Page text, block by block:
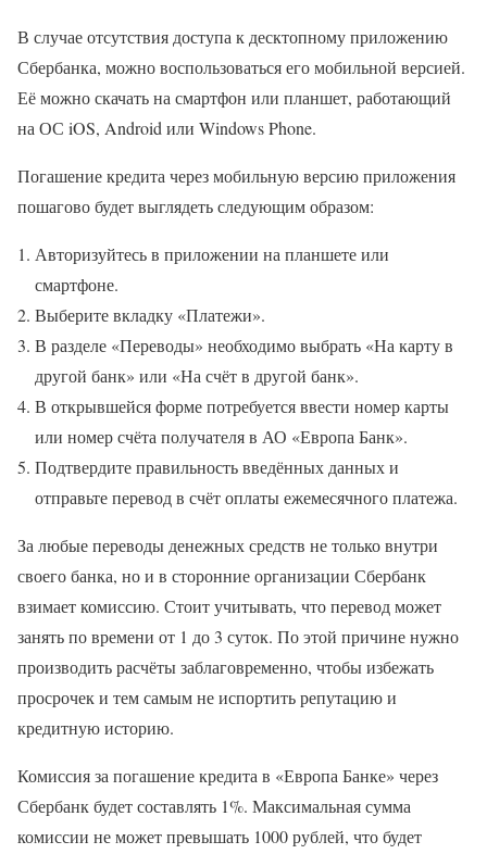
В случае отсутствия доступа к десктопному приложению
Сбербанка, можно воспользоваться его мобильной версией.
Её можно скачать на смартфон или планшет, работающий
на ОС iOS, Android или Windows Phone.
Погашение кредита через мобильную версию приложения
пошагово будет выглядеть следующим образом:
Авторизуйтесь в приложении на планшете или
смартфоне.
Выберите вкладку «Платежи».
В разделе «Переводы» необходимо выбрать «На карту в
другой банк» или «На счёт в другой банк».
В открывшейся форме потребуется ввести номер карты
или номер счёта получателя в АО «Европа Банк».
Подтвердите правильность введённых данных и
отправьте перевод в счёт оплаты ежемесячного платежа.
За любые переводы денежных средств не только внутри
своего банка, но и в сторонние организации Сбербанк
взимает комиссию. Стоит учитывать, что перевод может
занять по времени от 1 до 3 суток. По этой причине нужно
производить расчёты заблаговременно, чтобы избежать
просрочек и тем самым не испортить репутацию и
кредитную историю.
Комиссия за погашение кредита в «Европа Банке» через
Сбербанк будет составлять 1%. Максимальная сумма
комиссии не может превышать 1000 рублей, что будет